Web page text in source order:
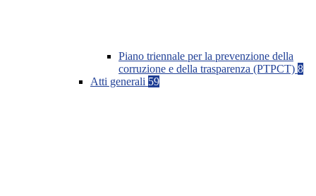
Piano triennale per la prevenzione della
corruzione e della trasparenza (PTPCT) 8
Atti generali 59